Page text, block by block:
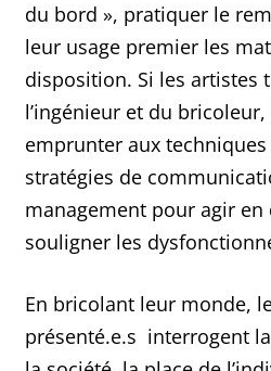
du bord », pratiquer le
leur usage premier les
disposition. Si les artistes
l’ingénieur et du
emprunter aux techniques
stratégies de
management pour agir en
souligner les
En bricolant leur monde,
présenté.e.s interrogent